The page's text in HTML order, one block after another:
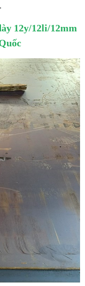
12y/12li/12mm